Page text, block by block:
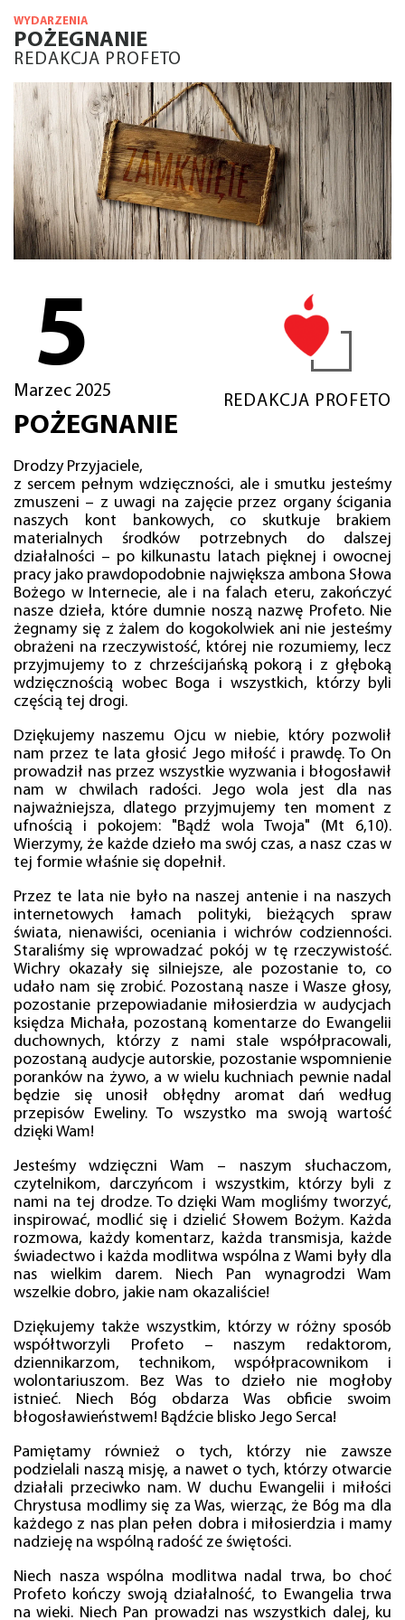
WYDARZENIA
POŻEGNANIE
REDAKCJA PROFETO
5
Marzec 2025
REDAKCJA PROFETO
POŻEGNANIE
Drodzy Przyjaciele,
z sercem pełnym wdzięczności, ale i smutku jesteśmy
zmuszeni – z uwagi na zajęcie przez organy ścigania
naszych kont bankowych, co skutkuje brakiem
materialnych środków potrzebnych do dalszej
działalności – po kilkunastu latach pięknej i owocnej
pracy jako prawdopodobnie największa ambona Słowa
Bożego w Internecie, ale i na falach eteru, zakończyć
nasze dzieła, które dumnie noszą nazwę Profeto. Nie
żegnamy się z żalem do kogokolwiek ani nie jesteśmy
obrażeni na rzeczywistość, której nie rozumiemy, lecz
przyjmujemy to z chrześcijańską pokorą i z głęboką
wdzięcznością wobec Boga i wszystkich, którzy byli
częścią tej drogi.
Dziękujemy naszemu Ojcu w niebie, który pozwolił
nam przez te lata głosić Jego miłość i prawdę. To On
prowadził nas przez wszystkie wyzwania i błogosławił
nam w chwilach radości. Jego wola jest dla nas
najważniejsza, dlatego przyjmujemy ten moment z
ufnością i pokojem: "Bądź wola Twoja" (Mt 6,10).
Wierzymy, że każde dzieło ma swój czas, a nasz czas w
tej formie właśnie się dopełnił.
Przez te lata nie było na naszej antenie i na naszych
internetowych łamach polityki, bieżących spraw
świata, nienawiści, oceniania i wichrów codzienności.
Staraliśmy się wprowadzać pokój w tę rzeczywistość.
Wichry okazały się silniejsze, ale pozostanie to, co
udało nam się zrobić. Pozostaną nasze i Wasze głosy,
pozostanie przepowiadanie miłosierdzia w audycjach
księdza Michała, pozostaną komentarze do Ewangelii
duchownych, którzy z nami stale współpracowali,
pozostaną audycje autorskie, pozostanie wspomnienie
poranków na żywo, a w wielu kuchniach pewnie nadal
będzie się unosił obłędny aromat dań według
przepisów Eweliny. To wszystko ma swoją wartość
dzięki Wam!
Jesteśmy wdzięczni Wam – naszym słuchaczom,
czytelnikom, darczyńcom i wszystkim, którzy byli z
nami na tej drodze. To dzięki Wam mogliśmy tworzyć,
inspirować, modlić się i dzielić Słowem Bożym. Każda
rozmowa, każdy komentarz, każda transmisja, każde
świadectwo i każda modlitwa wspólna z Wami były dla
nas wielkim darem. Niech Pan wynagrodzi Wam
wszelkie dobro, jakie nam okazaliście!
Dziękujemy także wszystkim, którzy w różny sposób
współtworzyli Profeto – naszym redaktorom,
dziennikarzom, technikom, współpracownikom i
wolontariuszom. Bez Was to dzieło nie mogłoby
istnieć. Niech Bóg obdarza Was obficie swoim
błogosławieństwem! Bądźcie blisko Jego Serca!
Pamiętamy również o tych, którzy nie zawsze
podzielali naszą misję, a nawet o tych, którzy otwarcie
działali przeciwko nam. W duchu Ewangelii i miłości
Chrystusa modlimy się za Was, wierząc, że Bóg ma dla
każdego z nas plan pełen dobra i miłosierdzia i mamy
nadzieję na wspólną radość ze świętości.
Niech nasza wspólna modlitwa nadal trwa, bo choć
Profeto kończy swoją działalność, to Ewangelia trwa
na wieki. Niech Pan prowadzi nas wszystkich dalej, ku